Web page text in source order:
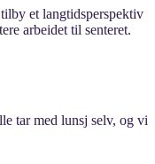
et langtidsperspektiv
arbeidet til senteret.
tar med lunsj selv, og vi